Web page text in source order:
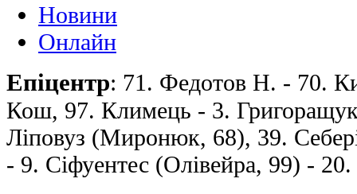
Новини
Онлайн
Епіцентр: 71. Федотов Н. - 70.
Кош, 97. Климець - 3.
Ліповуз (Миронюк, 68), 39.
- 9. Сіфуентес (Олівейра, 99) -